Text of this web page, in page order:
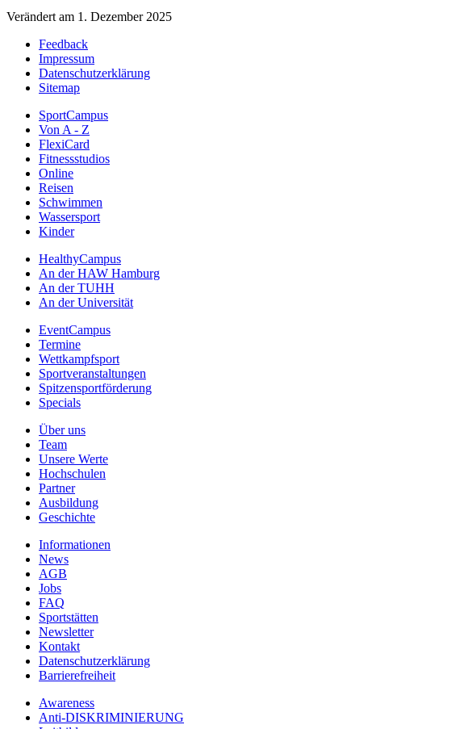
Verändert am 1. Dezember 2025
Feedback
Impressum
Datenschutzerklärung
Sitemap
SportCampus
Von A - Z
FlexiCard
Fitnessstudios
Online
Reisen
Schwimmen
Wassersport
Kinder
HealthyCampus
An der HAW Hamburg
An der TUHH
An der Universität
EventCampus
Termine
Wettkampfsport
Sportveranstaltungen
Spitzensportförderung
Specials
Über uns
Team
Unsere Werte
Hochschulen
Partner
Ausbildung
Geschichte
Informationen
News
AGB
Jobs
FAQ
Sportstätten
Newsletter
Kontakt
Datenschutzerklärung
Barrierefreiheit
Awareness
Anti-DISKRIMINIERUNG